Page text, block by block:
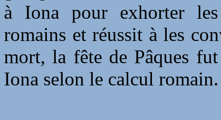
à Iona pour exhorter
romains et réussit à les
mort, la fête de Pâques
Iona selon le calcul romain.